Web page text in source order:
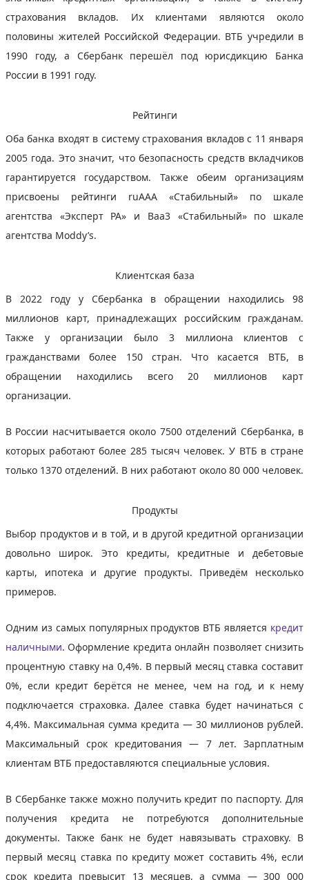
страхования вкладов. Их клиентами являются около
половины жителей Российской Федерации. ВТБ учредили в
1990 году, а Сбербанк перешёл под юрисдикцию Банка
России в 1991 году.
Рейтинги
Оба банка входят в систему страхования вкладов с 11 января
2005 года. Это значит, что безопасность средств вкладчиков
гарантируется государством. Также обеим организациям
присвоены рейтинги ruAAA «Стабильный» по шкале
агентства «Эксперт РА» и Baa3 «Стабильный» по шкале
агентства Moddy’s.
Клиентская база
В 2022 году у Сбербанка в обращении находились 98
миллионов карт, принадлежащих российским гражданам.
Также у организации было 3 миллиона клиентов с
гражданствами более 150 стран. Что касается ВТБ, в
обращении находились всего 20 миллионов карт
организации.
В России насчитывается около 7500 отделений Сбербанка, в
которых работают более 285 тысяч человек. У ВТБ в стране
только 1370 отделений. В них работают около 80 000 человек.
Продукты
Выбор продуктов и в той, и в другой кредитной организации
довольно широк. Это кредиты, кредитные и дебетовые
карты, ипотека и другие продукты. Приведём несколько
примеров.
Одним из самых популярных продуктов ВТБ является кредит
наличными. Оформление кредита онлайн позволяет снизить
процентную ставку на 0,4%. В первый месяц ставка составит
0%, если кредит берётся не менее, чем на год, и к нему
подключается страховка. Далее ставка будет начинаться с
4,4%. Максимальная сумма кредита — 30 миллионов рублей.
Максимальный срок кредитования — 7 лет. Зарплатным
клиентам ВТБ предоставляются специальные условия.
В Сбербанке также можно получить кредит по паспорту. Для
получения кредита не потребуются дополнительные
документы. Также банк не будет навязывать страховку. В
первый месяц ставка по кредиту может составить 4%, если
срок кредита превысит 13 месяцев, а сумма — 300 000